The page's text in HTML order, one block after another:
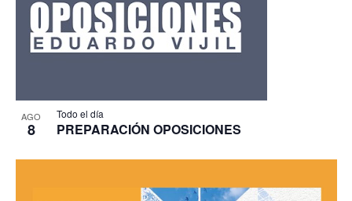
AGO
8
Todo el día
PREPARACIÓN OPOSICIONES